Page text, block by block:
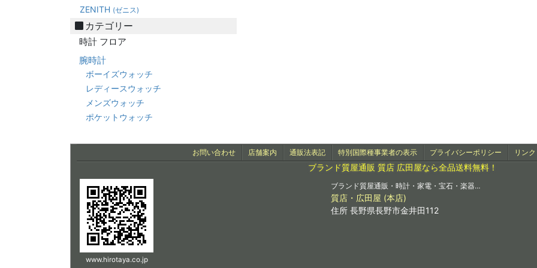
ZENITH (ゼニス)
カテゴリー
時計 フロア
腕時計
ボーイズウォッチ
レディースウォッチ
メンズウォッチ
ポケットウォッチ
お問い合わせ 店舗案内 通販法表記 特別国際種事業者の表示 プライバシーポリシー リンク
ブランド質屋通販 質店 広田屋なら全品送料無料！
www.hirotaya.co.jp
ブランド質屋通販・時計・家電・宝石・楽器…
質店・広田屋 (本店)
住所 長野県長野市金井田112